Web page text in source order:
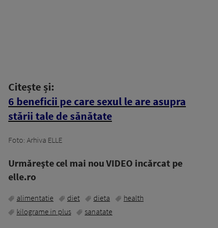
Citește și:
6 beneficii pe care sexul le are asupra
stării tale de sănătate
Foto: Arhiva ELLE
Urmăreşte cel mai nou VIDEO incărcat pe
elle.ro
alimentatie diet dieta
health
kilograme in plus
sanatate